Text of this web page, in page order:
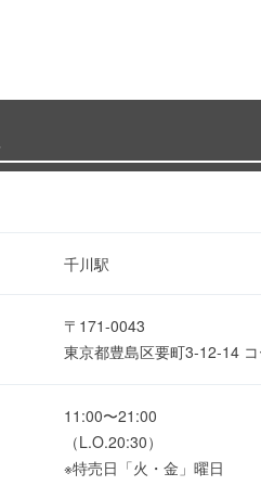
千川駅
〒171-0043
東京都豊島区要町3-12-14
11:00〜21:00
（L.O.20:30）
※特売日「火・金」曜日